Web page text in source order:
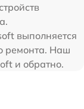
выполняется
ремонта. Наш
и обратно.